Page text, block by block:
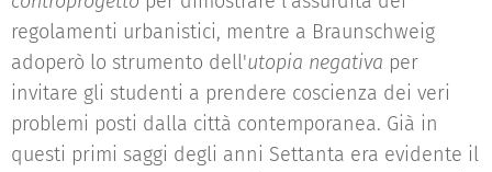
regolamenti urbanistici, mentre a Braunschweig
adoperò lo strumento dell'utopia negativa per
invitare gli studenti a prendere coscienza dei veri
problemi posti dalla città contemporanea. Già in
questi primi saggi degli anni Settanta era evidente il